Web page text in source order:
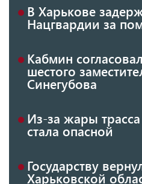
В Харькове
Нацгвардии за
Кабмин
шестого
Синегубова
Из-за жары
стала опасной
Государству
Харьковской